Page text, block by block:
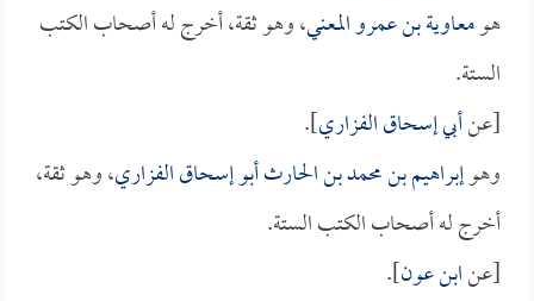
هومعاوية بن عمرو المعني، وهو ثقة، أخرج له أصحاب الكتب
الستة.
[عنأبي إسحاق الفزاري].
وهوإبراهيم بن محمد بن الحارث أبو إسحاق الفزاري، وهو ثقة،
أخرج له أصحاب الكتب الستة.
[عنابن عون].